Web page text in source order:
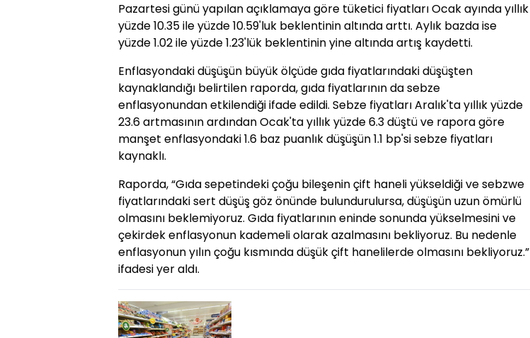
Pazartesi günü yapılan açıklamaya göre tüketici fiyatları Ocak ayında yıllık
yüzde 10.35 ile yüzde 10.59'luk beklentinin altında arttı. Aylık bazda ise
yüzde 1.02 ile yüzde 1.23'lük beklentinin yine altında artış kaydetti.
Enflasyondaki düşüşün büyük ölçüde gıda fiyatlarındaki düşüşten
kaynaklandığı belirtilen raporda, gıda fiyatlarının da sebze
enflasyonundan etkilendiği ifade edildi. Sebze fiyatları Aralık'ta yıllık yüzde
23.6 artmasının ardından Ocak'ta yıllık yüzde 6.3 düştü ve rapora göre
manşet enflasyondaki 1.6 baz puanlık düşüşün 1.1 bp'si sebze fiyatları
kaynaklı.
Raporda, “Gıda sepetindeki çoğu bileşenin çift haneli yükseldiği ve sebzwe
fiyatlarındaki sert düşüş göz önünde bulundurulursa, düşüşün uzun ömürlü
olmasını beklemiyoruz. Gıda fiyatlarının eninde sonunda yükselmesini ve
çekirdek enflasyonun kademeli olarak azalmasını bekliyoruz. Bu nedenle
enflasyonun yılın çoğu kısmında düşük çift hanelilerde olmasını bekliyoruz.”
ifadesi yer aldı.